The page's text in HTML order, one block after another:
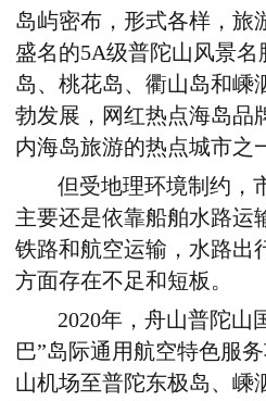
岛屿密布，形式各样，旅
盛名的5A级普陀山风景名
岛、桃花岛、衢山岛和嵊
勃发展，网红热点海岛品
内海岛旅游的热点城市之
但受地理环境制约，
主要还是依靠船舶水路运
铁路和航空运输，水路出
方面存在不足和短板。
2020年，舟山普陀山
巴”岛际通用航空特色服
山机场至普陀东极岛、嵊